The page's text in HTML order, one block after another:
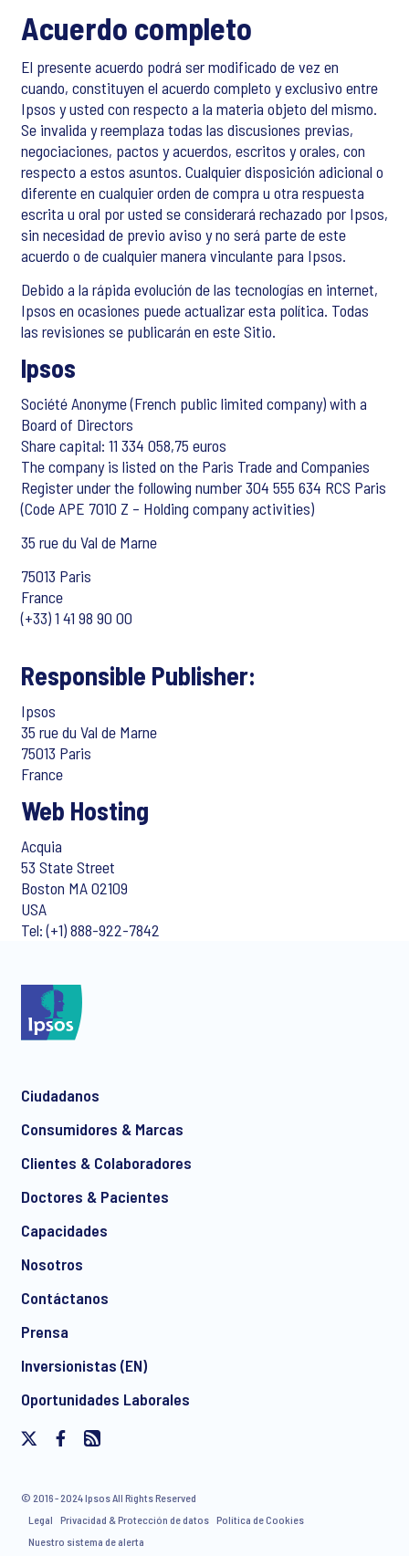
Acuerdo completo
El presente acuerdo podrá ser modificado de vez en
cuando, constituyen el acuerdo completo y exclusivo entre
Ipsos y usted con respecto a la materia objeto del mismo.
Se invalida y reemplaza todas las discusiones previas,
negociaciones, pactos y acuerdos, escritos y orales, con
respecto a estos asuntos. Cualquier disposición adicional o
diferente en cualquier orden de compra u otra respuesta
escrita u oral por usted se considerará rechazado por Ipsos,
sin necesidad de previo aviso y no será parte de este
acuerdo o de cualquier manera vinculante para Ipsos.
Debido a la rápida evolución de las tecnologías en internet,
Ipsos en ocasiones puede actualizar esta política. Todas
las revisiones se publicarán en este Sitio.
Ipsos
Société Anonyme (French public limited company) with a
Board of Directors
Share capital: 11 334 058,75 euros
The company is listed on the Paris Trade and Companies
Register under the following number 304 555 634 RCS Paris
(Code APE 7010 Z – Holding company activities)
35 rue du Val de Marne
75013 Paris
France
(+33) 1 41 98 90 00
Responsible Publisher:
Ipsos
35 rue du Val de Marne
75013 Paris
France
Web Hosting
Acquia
53 State Street
Boston MA 02109
USA
Tel: (+1) 888-922-7842
Ciudadanos
Consumidores & Marcas
Clientes & Colaboradores
Doctores & Pacientes
Capacidades
Nosotros
Contáctanos
Prensa
Inversionistas (EN)
Oportunidades Laborales
© 2016 - 2024 Ipsos All Rights Reserved
Legal
Privacidad & Protección de datos Política de Cookies
Nuestro sistema de alerta